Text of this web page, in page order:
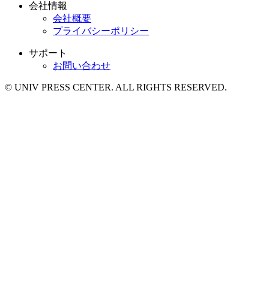
会社情報
会社概要
プライバシーポリシー
サポート
お問い合わせ
© UNIV PRESS CENTER. ALL RIGHTS RESERVED.